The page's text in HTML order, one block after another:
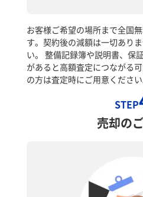
お客様ご希望の場所まで全国
す。契約後の減額は一切あり
い。 整備記録簿や説明書、保
があると高額査定につながる
の方は査定時にご用意ください
STEP
売却の